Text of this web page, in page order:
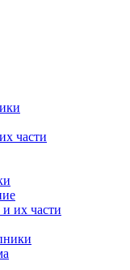
части
их части